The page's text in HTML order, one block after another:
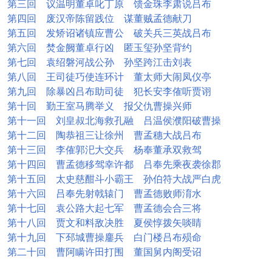
第三回 议温明董卓叱丁原 馈金珠李肃说吕布
第四回 废汉帝陈留践位 谋董贼孟德献刀
第五回 发矫诏诸镇应曹公 破关兵三英战吕布
第六回 焚金阙董卓行凶 匿玉玺孙坚背约
第七回 袁绍磐河战公孙 孙坚跨江击刘表
第八回 王司徒巧使连环计 董太师大闹凤仪亭
第九回 除暴凶吕布助司徒 犯长安李傕听贾诩
第十回 勤王室马腾举义 报父仇曹操兴师
第十一回 刘皇叔北海救孔融 吕温侯濮阳破曹操
第十二回 陶恭祖三让徐州 曹孟穗大战吕布
第十三回 李傕郭汜大交兵 杨奉董承双救驾
第十四回 曹孟德移驾幸许都 吕奉先乘夜袭徐郡
第十五回 太史慈酣斗小霸王 孙伯符大战严白虎
第十六回 吕奉先射戟辕门 曹孟德败师淯水
第十七回 袁公路大起七军 曹孟德会合三将
第十八回 贾文和料敌决胜 夏侯惇拨矢啖睛
第十九回 下邳城曹操鏖兵 白门楼吕布殒命
第二十回 曹阿瞒许田打围 董国舅内阁受诏